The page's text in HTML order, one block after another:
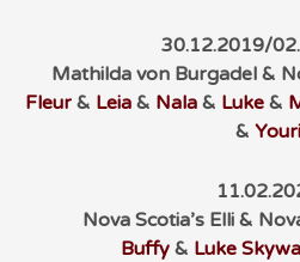
30.12.2019/
Mathilda von Burgadel &
Fleur & Leia & Nala & Luke &
& Youri
Nova Scotia’s Elli &
Buffy& Luke